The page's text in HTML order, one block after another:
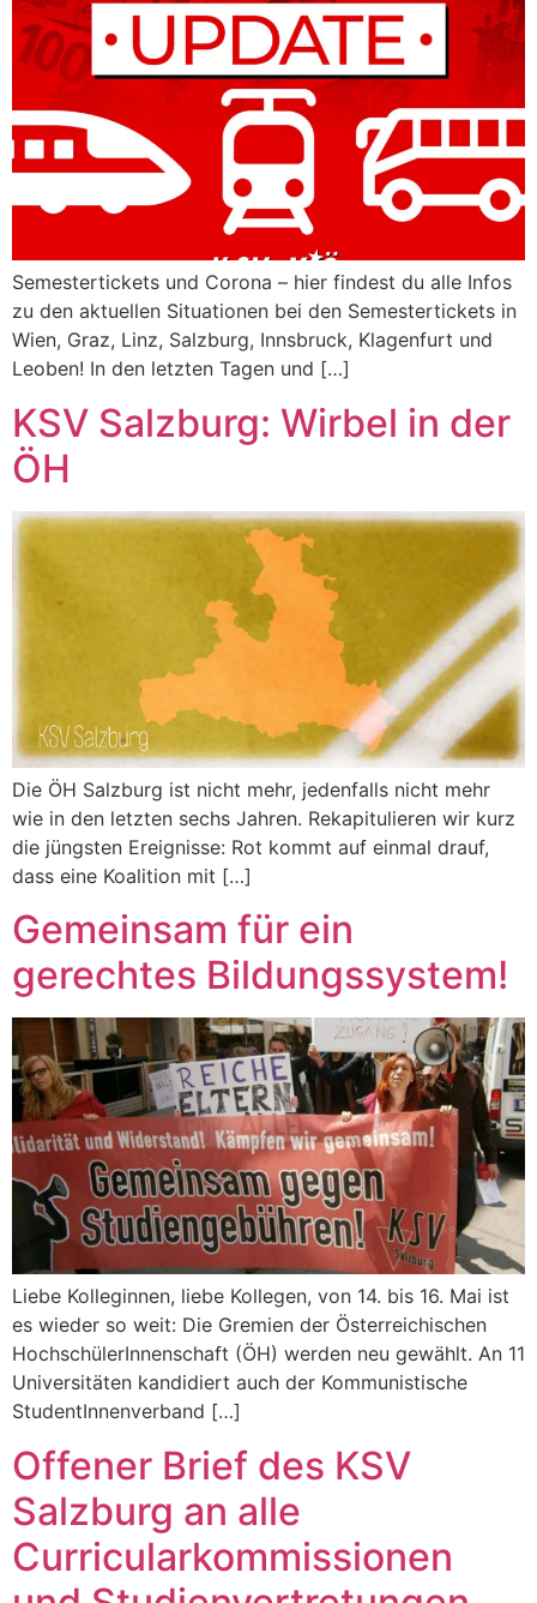
Semestertickets und Corona – hier findest du alle Infos
zu den aktuellen Situationen bei den Semestertickets in
Wien, Graz, Linz, Salzburg, Innsbruck, Klagenfurt und
Leoben! In den letzten Tagen und […]
KSV Salzburg: Wirbel in der
ÖH
Die ÖH Salzburg ist nicht mehr, jedenfalls nicht mehr
wie in den letzten sechs Jahren. Rekapitulieren wir kurz
die jüngsten Ereignisse: Rot kommt auf einmal drauf,
dass eine Koalition mit […]
Gemeinsam für ein
gerechtes Bildungssystem!
Liebe Kolleginnen, liebe Kollegen, von 14. bis 16. Mai ist
es wieder so weit: Die Gremien der Österreichischen
HochschülerInnenschaft (ÖH) werden neu gewählt. An 11
Universitäten kandidiert auch der Kommunistische
StudentInnenverband […]
Offener Brief des KSV
Salzburg an alle
Curricularkommissionen